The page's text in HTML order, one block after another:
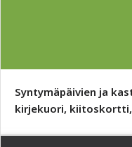
Syntymäpäivien ja
kirjekuori,